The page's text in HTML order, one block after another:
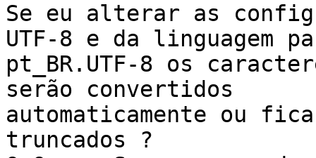
Se eu alterar as
UTF-8 e da linguagem
pt_BR.UTF-8 os
serão convertidos
automaticamente ou
truncados ?